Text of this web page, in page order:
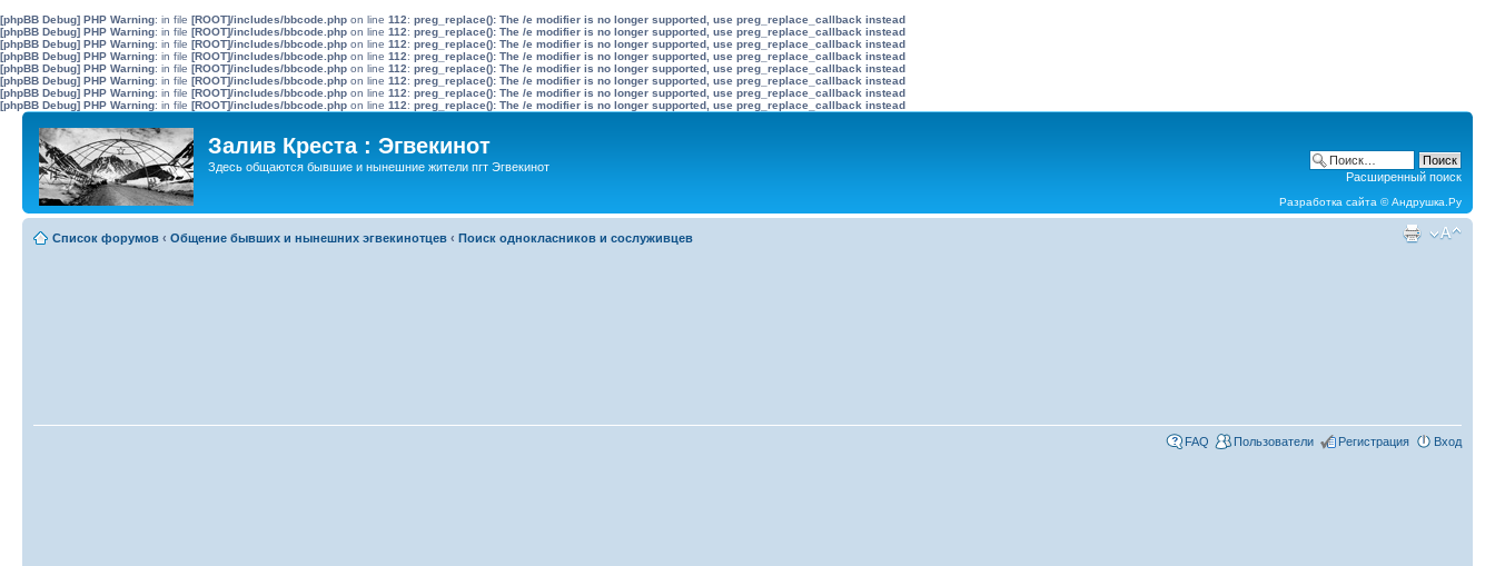
[phpBB Debug] PHP Warning: in file [ROOT]/includes/bbcode.php on line 112: preg_replace(): The /e modifier is no longer supported, use preg_replace_callback instead
[phpBB Debug] PHP Warning: in file [ROOT]/includes/bbcode.php on line 112: preg_replace(): The /e modifier is no longer supported, use preg_replace_callback instead
[phpBB Debug] PHP Warning: in file [ROOT]/includes/bbcode.php on line 112: preg_replace(): The /e modifier is no longer supported, use preg_replace_callback instead
[phpBB Debug] PHP Warning: in file [ROOT]/includes/bbcode.php on line 112: preg_replace(): The /e modifier is no longer supported, use preg_replace_callback instead
[phpBB Debug] PHP Warning: in file [ROOT]/includes/bbcode.php on line 112: preg_replace(): The /e modifier is no longer supported, use preg_replace_callback instead
[phpBB Debug] PHP Warning: in file [ROOT]/includes/bbcode.php on line 112: preg_replace(): The /e modifier is no longer supported, use preg_replace_callback instead
[phpBB Debug] PHP Warning: in file [ROOT]/includes/bbcode.php on line 112: preg_replace(): The /e modifier is no longer supported, use preg_replace_callback instead
[phpBB Debug] PHP Warning: in file [ROOT]/includes/bbcode.php on line 112: preg_replace(): The /e modifier is no longer supported, use preg_replace_callback instead
Залив Креста : Эгвекинот
Здесь общаются бывшие и нынешние жители пгт Эгвекинот
Расширенный поиск
Разработка сайта ©Андрушка.Ру
Список форумов ‹ Общение бывших и нынешних эгвекинотцев ‹ Поиск однокласников и сослуживцев
FAQ Пользователи Регистрация Вход